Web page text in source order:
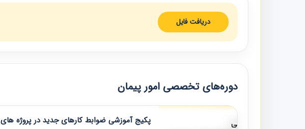
دریافت فایل
دوره‌های تخصصی امور پیمان
پکیج آموزشی ضوابط کارهای جدید در پروژه های